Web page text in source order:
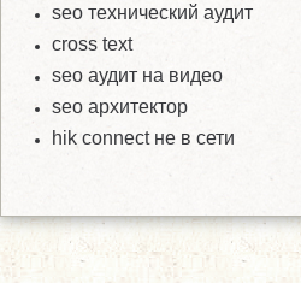
seo технический аудит
cross text
seo аудит на видео
seo архитектор
hik connect не в сети